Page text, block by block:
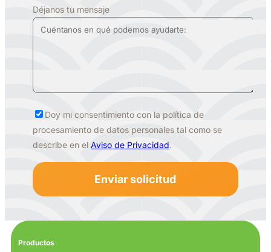
Déjanos tu mensaje
Doy mi consentimiento con la política de
procesamiento de datos personales tal como se
describe en el Aviso de Privacidad.
Productos